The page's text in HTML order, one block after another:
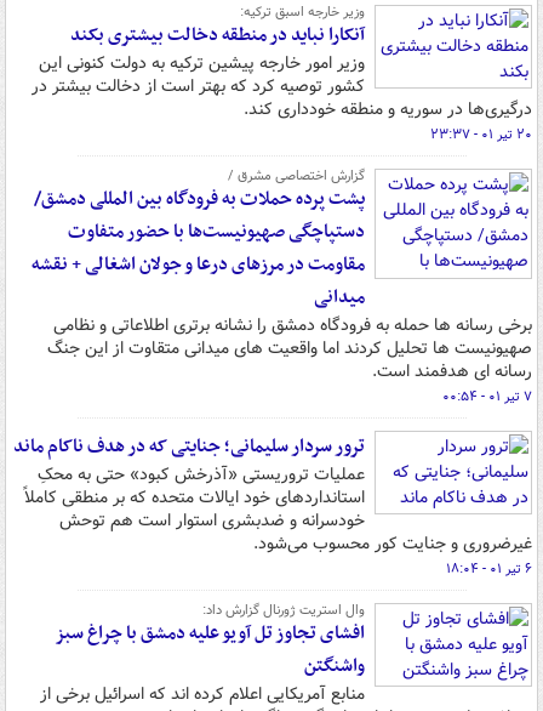
وزیر خارجه اسبق ترکیه:
آنکارا نباید در منطقه دخالت بیشتری بکند
وزیر امور خارجه پیشین ترکیه به دولت کنونی این
کشور توصیه کرد که بهتر است از دخالت بیشتر در
درگیری‌ها در سوریه و منطقه خودداری کند.
۲۰ تیر ۰۱ - ۲۳:۳۷
گزارش اختصاصی مشرق /
پشت پرده حملات به فرودگاه بین المللی دمشق/
دستپاچگی صهیونیست‌ها با حضور متفاوت
مقاومت در مرزهای درعا و جولان اشغالی + نقشه
میدانی
برخی رسانه ها حمله به فرودگاه دمشق را نشانه برتری اطلاعاتی و نظامی
صهیونیست ها تحلیل کردند اما واقعیت های میدانی متقاوت از این جنگ
رسانه ای هدفمند است.
۷ تیر ۰۱ - ۰۰:۵۴
ترور سردار سلیمانی؛ جنایتی که در هدف ناکام ماند
عملیات تروریستی «آذرخش کبود» حتی به محکِ
استانداردهای خود ایالات متحده که بر منطقی کاملاً
خودسرانه و ضدبشری‌ استوار است هم توحش
غیرضروری و جنایت کور محسوب می‌شود.
۶ تیر ۰۱ - ۱۸:۰۴
وال استریت ژورنال گزارش داد:
افشای تجاوز تل آویو علیه دمشق با چراغ سبز
واشنگتن
منابع آمریکایی اعلام کرده اند که اسرائیل برخی از